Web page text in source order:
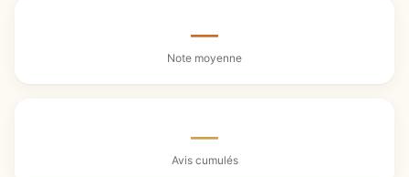
—
Note moyenne
—
Avis cumulés